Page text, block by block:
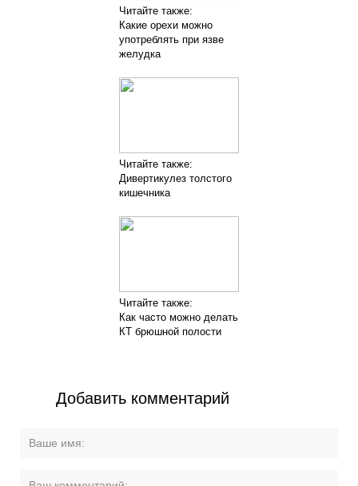
Читайте также:
Какие орехи можно
употреблять при язве
желудка
Читайте также:
Дивертикулез толстого
кишечника
Читайте также:
Как часто можно делать
КТ брюшной полости
Добавить комментарий